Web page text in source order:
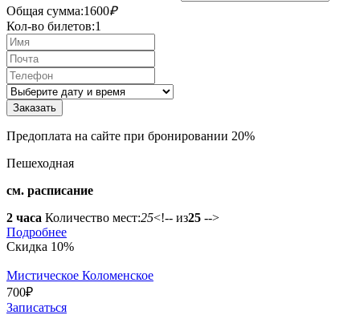
Общая сумма:1600₽
Кол-во билетов:1
Предоплата на сайте при бронировании 20%
Пешеходная
см. расписание
2 часа Количество мест:25<!-- из25 -->
Подробнее
Скидка 10%
Мистическое Коломенское
700₽
Записаться